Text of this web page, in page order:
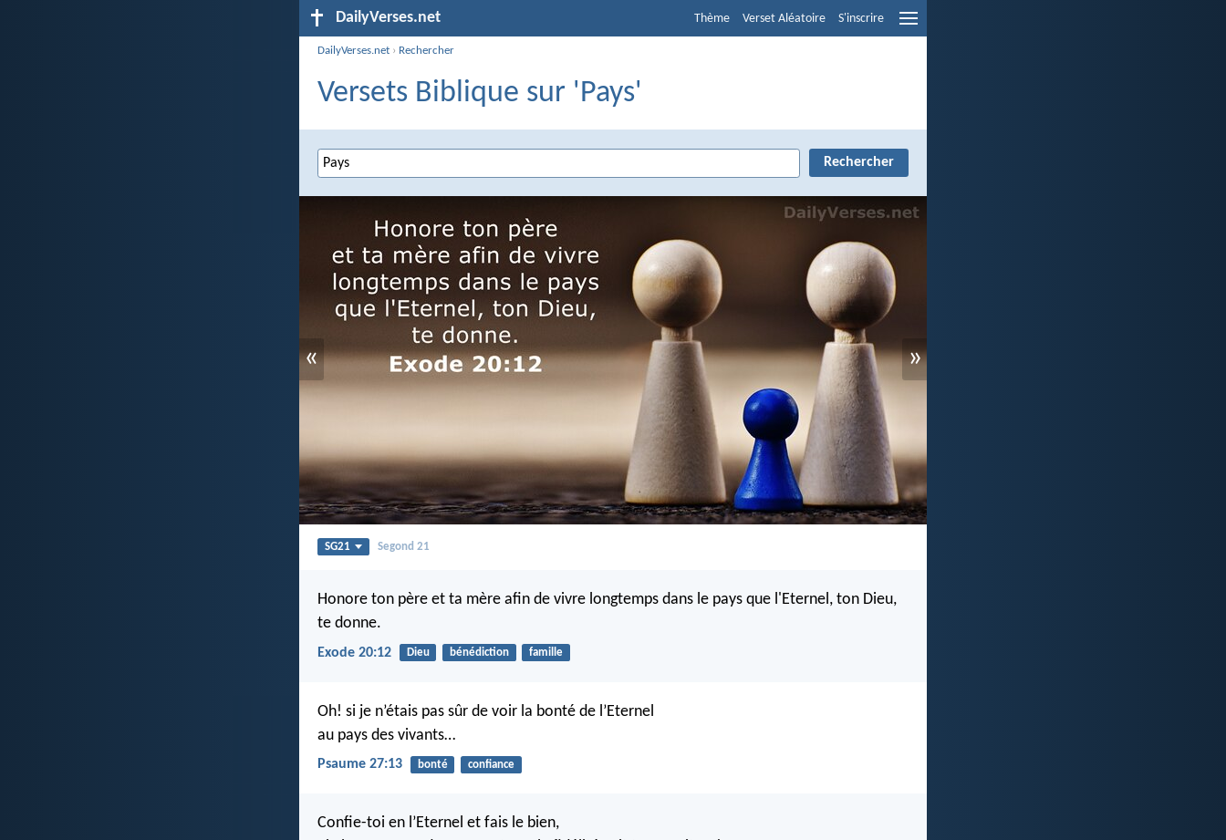
DailyVerses.net Thème Verset Aléatoire S'inscrire
DailyVerses.net › Rechercher
Versets Biblique sur 'Pays'
« »
SG21 Segond 21
Honore ton père et ta mère afin de vivre longtemps dans le pays que l'Eternel, ton Dieu,
te donne.
Exode 20:12 Dieu bénédiction famille
Oh! si je n’étais pas sûr de voir la bonté de l’Eternel
au pays des vivants…
Psaume 27:13 bonté confiance
Confie-toi en l’Eternel et fais le bien,